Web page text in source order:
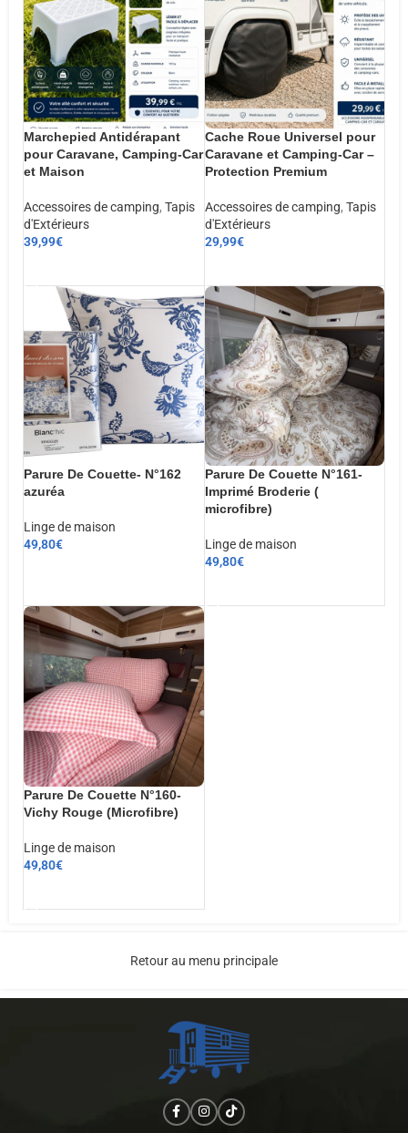
Marchepied Antidérapant
pour Caravane, Camping-Car
et Maison
Accessoires de camping, Tapis
d'Extérieurs
39,99€
Cache Roue Universel pour
Caravane et Camping-Car –
Protection Premium
Accessoires de camping, Tapis
d'Extérieurs
29,99€
Parure De Couette- N°162
azuréa
Linge de maison
49,80€
Parure De Couette N°161-
Imprimé Broderie (
microfibre)
Linge de maison
49,80€
Parure De Couette N°160-
Vichy Rouge (Microfibre)
Linge de maison
49,80€
Retour au menu principale